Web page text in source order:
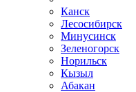
Канск
Лесосибирск
Минусинск
Зеленогорск
Норильск
Кызыл
Абакан